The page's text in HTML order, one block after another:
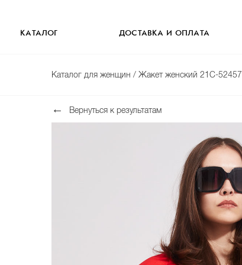
КАТАЛОГ ДОСТАВКА И ОПЛАТА
Каталог для женщин / Жакет женский 21С-52457
Вернуться к результатам